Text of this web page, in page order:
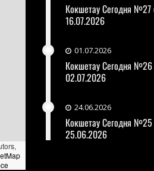
Кокшетау Сегодня №27
16.07.2026
01.07.2026
Кокшетау Сегодня №26
02.07.2026
24.06.2026
Кокшетау Сегодня №25
25.06.2026